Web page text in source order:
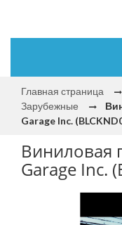
Главная страница
Зарубежные
Garage Inc.
Виниловая
Garage Inc.